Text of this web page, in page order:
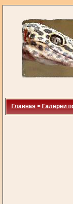
Главная > Галереи